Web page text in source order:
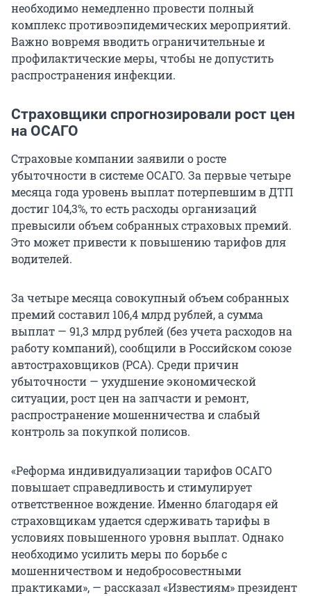
необходимо немедленно провести полный
комплекс противоэпидемических мероприятий.
Важно вовремя вводить ограничительные и
профилактические меры, чтобы не допустить
распространения инфекции.
Страховщики спрогнозировали рост цен
на ОСАГО
Страховые компании заявили о росте
убыточности в системе ОСАГО. За первые четыре
месяца года уровень выплат потерпевшим в ДТП
достиг 104,3%, то есть расходы организаций
превысили объем собранных страховых премий.
Это может привести к повышению тарифов для
водителей.
За четыре месяца совокупный объем собранных
премий составил 106,4 млрд рублей, а сумма
выплат — 91,3 млрд рублей (без учета расходов на
работу компаний), сообщили в Российском союзе
автостраховщиков (РСА). Среди причин
убыточности — ухудшение экономической
ситуации, рост цен на запчасти и ремонт,
распространение мошенничества и слабый
контроль за покупкой полисов.
«Реформа индивидуализации тарифов ОСАГО
повышает справедливость и стимулирует
ответственное вождение. Именно благодаря ей
страховщикам удается сдерживать тарифы в
условиях повышенного уровня выплат. Однако
необходимо усилить меры по борьбе с
мошенничеством и недобросовестными
практиками», — рассказал «Известиям» президент